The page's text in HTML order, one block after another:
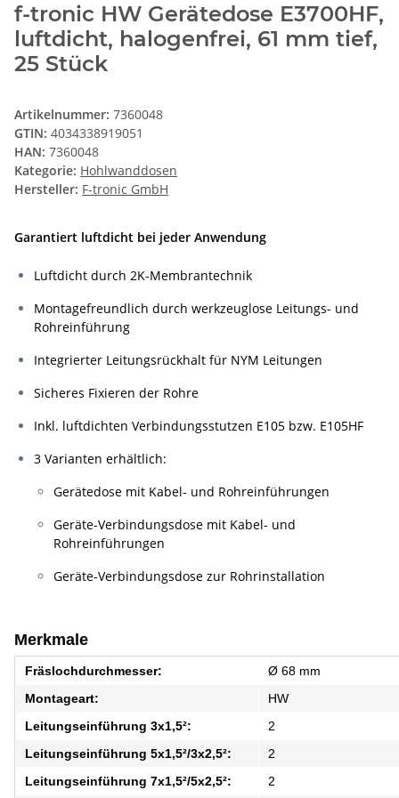
f-tronic HW Gerätedose E3700HF,
luftdicht, halogenfrei, 61 mm tief,
25 Stück
Artikelnummer: 7360048
GTIN: 4034338919051
HAN: 7360048
Kategorie: Hohlwanddosen
Hersteller: F-tronic GmbH
Garantiert luftdicht bei jeder Anwendung
Luftdicht durch 2K-Membrantechnik
Montagefreundlich durch werkzeuglose Leitungs- und
Rohreinführung
Integrierter Leitungsrückhalt für NYM Leitungen
Sicheres Fixieren der Rohre
Inkl. luftdichten Verbindungsstutzen E105 bzw. E105HF
3 Varianten erhältlich:
Gerätedose mit Kabel- und Rohreinführungen
Geräte-Verbindungsdose mit Kabel- und
Rohreinführungen
Geräte-Verbindungsdose zur Rohrinstallation
Merkmale
Fräslochdurchmesser:
Ø 68 mm
Montageart:
HW
Leitungseinführung 3x1,5²:
2
Leitungseinführung 5x1,5²/3x2,5²:
2
Leitungseinführung 7x1,5²/5x2,5²:
2